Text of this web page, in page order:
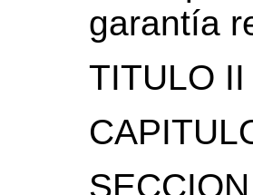
garantía
TITULO